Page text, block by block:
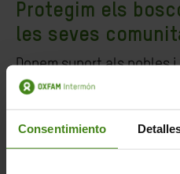
Consentimiento
Protegim els
les seves
Donem suport als pobles
indígenesper defensar
boscos i la
a Bolívia, i treballem per
costes plantant vetiver a